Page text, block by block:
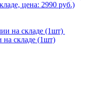
цена: 2990 руб.)
складе (1шт)